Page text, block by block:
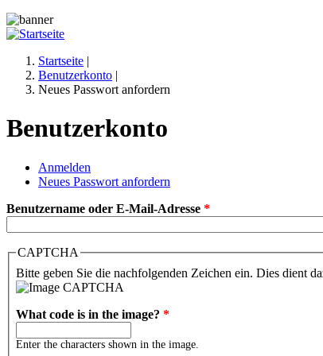
Jump to navigation
Sie sind hier
Startseite |
Benutzerkonto |
Neues Passwort anfordern
Benutzerkonto
Haupt-Reiter
Anmelden
Neues Passwort anfordern
Benutzername oder E-Mail-Adresse *
CAPTCHA
Bitte geben Sie die nachfolgenden Zeichen ein. Dies dient
What code is in the image? *
Enter the characters shown in the image.